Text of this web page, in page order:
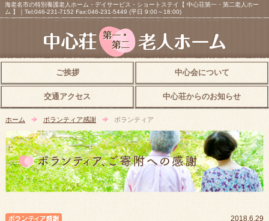
海老名市の特別養護老人ホーム・デイサービス・ショートステイ【 中心荘第一・第二老人ホー
ム 】｜Tel:046-231-7152 Fax:046-231-5449 (平日 9:00～18:00)
ご挨拶 中心会について
交通アクセス 中心荘からのお知らせ
ホーム ボランティア感謝 ボランティア
2018.6.29